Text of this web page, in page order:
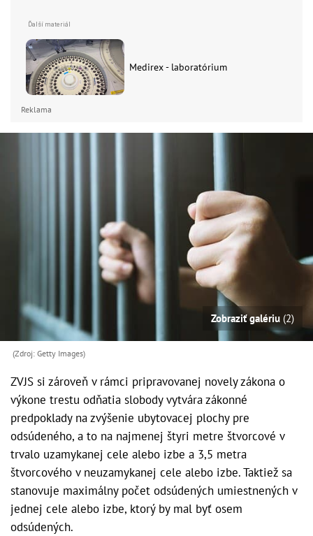
Medirex - laboratórium
Reklama
Zobraziť galériu (2)
(Zdroj: Getty Images)
ZVJS si zároveň v rámci pripravovanej novely zákona o
výkone trestu odňatia slobody vytvára zákonné
predpoklady na zvýšenie ubytovacej plochy pre
odsúdeného, a to na najmenej štyri metre štvorcové v
trvalo uzamykanej cele alebo izbe a 3,5 metra
štvorcového v neuzamykanej cele alebo izbe. Taktiež sa
stanovuje maximálny počet odsúdených umiestnených v
jednej cele alebo izbe, ktorý by mal byť osem
odsúdených.